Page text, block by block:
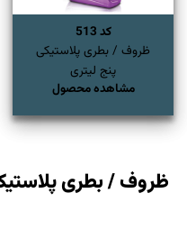
کد 513
ظروف / بطری پلاستیکی
پنج لیتری
مشاهده محصول
ظروف / بطری